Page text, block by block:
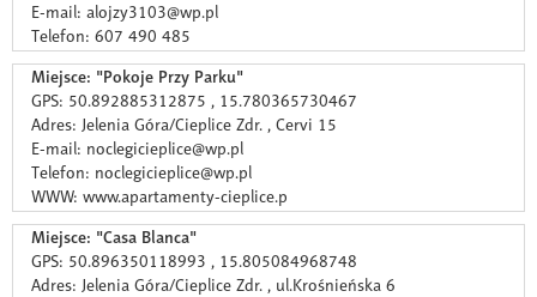
E-mail: alojzy3103@wp.pl
Telefon: 607 490 485
Miejsce: "Pokoje Przy Parku"
GPS: 50.892885312875 , 15.780365730467
Adres: Jelenia Góra/Cieplice Zdr. , Cervi 15
E-mail: noclegicieplice@wp.pl
Telefon: noclegicieplice@wp.pl
WWW: www.apartamenty-cieplice.p
Miejsce: "Casa Blanca"
GPS: 50.896350118993 , 15.805084968748
Adres: Jelenia Góra/Cieplice Zdr. , ul.Krośnieńska 6